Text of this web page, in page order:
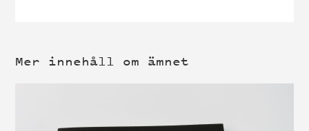
Mer innehåll om ämnet